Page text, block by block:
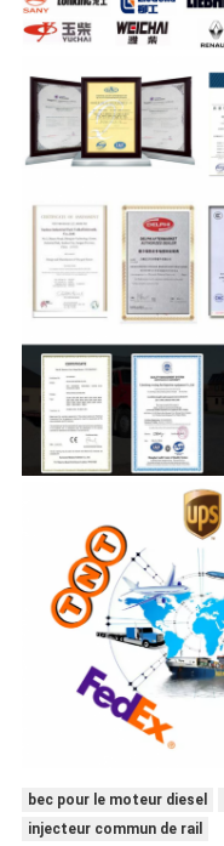
bec pour le moteur diesel
injecteur commun de rail